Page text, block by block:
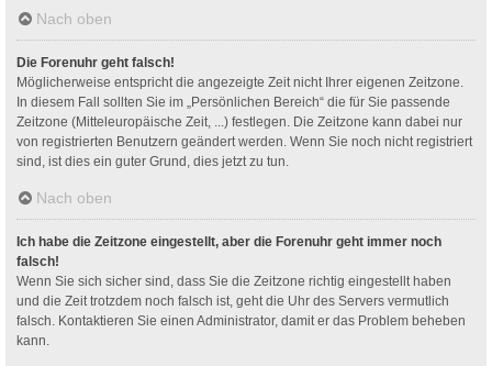
Nach oben
Die Forenuhr geht falsch!
Möglicherweise entspricht die angezeigte Zeit nicht Ihrer eigenen Zeitzone.
In diesem Fall sollten Sie im „Persönlichen Bereich“ die für Sie passende
Zeitzone (Mitteleuropäische Zeit, ...) festlegen. Die Zeitzone kann dabei nur
von registrierten Benutzern geändert werden. Wenn Sie noch nicht registriert
sind, ist dies ein guter Grund, dies jetzt zu tun.
Nach oben
Ich habe die Zeitzone eingestellt, aber die Forenuhr geht immer noch
falsch!
Wenn Sie sich sicher sind, dass Sie die Zeitzone richtig eingestellt haben
und die Zeit trotzdem noch falsch ist, geht die Uhr des Servers vermutlich
falsch. Kontaktieren Sie einen Administrator, damit er das Problem beheben
kann.